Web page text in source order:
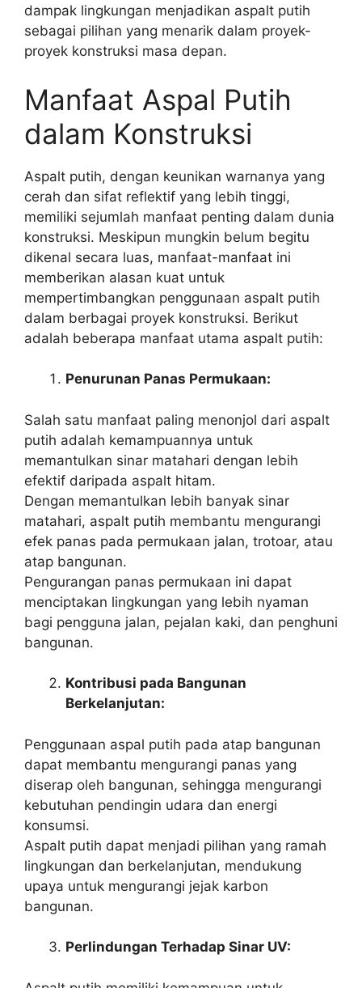
dampak lingkungan menjadikan aspalt putih
sebagai pilihan yang menarik dalam proyek-
proyek konstruksi masa depan.
Manfaat Aspal Putih
dalam Konstruksi
Aspalt putih, dengan keunikan warnanya yang
cerah dan sifat reflektif yang lebih tinggi,
memiliki sejumlah manfaat penting dalam dunia
konstruksi. Meskipun mungkin belum begitu
dikenal secara luas, manfaat-manfaat ini
memberikan alasan kuat untuk
mempertimbangkan penggunaan aspalt putih
dalam berbagai proyek konstruksi. Berikut
adalah beberapa manfaat utama aspalt putih:
Penurunan Panas Permukaan:
Salah satu manfaat paling menonjol dari aspalt
putih adalah kemampuannya untuk
memantulkan sinar matahari dengan lebih
efektif daripada aspalt hitam.
Dengan memantulkan lebih banyak sinar
matahari, aspalt putih membantu mengurangi
efek panas pada permukaan jalan, trotoar, atau
atap bangunan.
Pengurangan panas permukaan ini dapat
menciptakan lingkungan yang lebih nyaman
bagi pengguna jalan, pejalan kaki, dan penghuni
bangunan.
Kontribusi pada Bangunan
Berkelanjutan:
Penggunaan aspal putih pada atap bangunan
dapat membantu mengurangi panas yang
diserap oleh bangunan, sehingga mengurangi
kebutuhan pendingin udara dan energi
konsumsi.
Aspalt putih dapat menjadi pilihan yang ramah
lingkungan dan berkelanjutan, mendukung
upaya untuk mengurangi jejak karbon
bangunan.
Perlindungan Terhadap Sinar UV: